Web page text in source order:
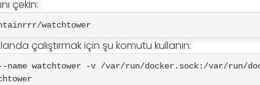
çekin:
watchtower
çalıştırmak için şu komutu kullanın:
name watchtower -v /var/run/docker.sock:/var/run/